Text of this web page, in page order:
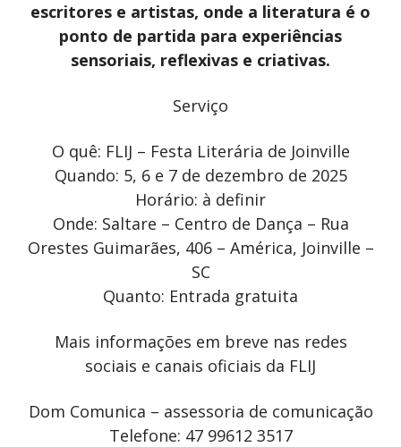
escritores e artistas, onde a literatura é o
ponto de partida para experiências
sensoriais, reflexivas e criativas.
Serviço
O quê: FLIJ – Festa Literária de Joinville
Quando: 5, 6 e 7 de dezembro de 2025
Horário: à definir
Onde: Saltare – Centro de Dança – Rua
Orestes Guimarães, 406 – América, Joinville –
SC
Quanto: Entrada gratuita
Mais informações em breve nas redes
sociais e canais oficiais da FLIJ
Dom Comunica – assessoria de comunicação
Telefone: 47 99612 3517